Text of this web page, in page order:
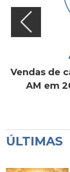
Vendas de
AM em
ÚLTIMAS